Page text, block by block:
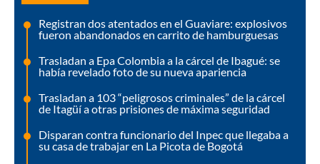
Registran dos atentados en el Guaviare: explosivos
fueron abandonados en carrito de hamburguesas
Trasladan a Epa Colombia a la cárcel de Ibagué: se
había revelado foto de su nueva apariencia
Trasladan a 103 “peligrosos criminales” de la cárcel
de Itagüí a otras prisiones de máxima seguridad
Disparan contra funcionario del Inpec que llegaba a
su casa de trabajar en La Picota de Bogotá